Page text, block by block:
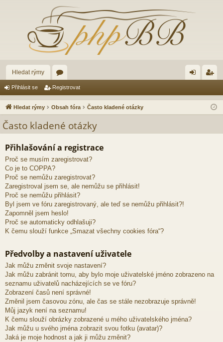
Hledat rýmy
ór
a lá
se
ist
va
Přihlásit se Registrovat
Hledat rýmy Obsah fóra Často kladené otázky
Často kladené otázky
Přihlašování a registrace
Proč se musím zaregistrovat?
Co je to COPPA?
Proč se nemůžu zaregistrovat?
Zaregistroval jsem se, ale nemůžu se přihlásit!
Proč se nemůžu přihlásit?
Byl jsem ve fóru zaregistrovaný, ale teď se nemůžu přihlásit?!
Zapomněl jsem heslo!
Proč se automaticky odhlašuji?
K čemu slouží funkce „Smazat všechny cookies fóra“?
Předvolby a nastavení uživatele
Jak můžu změnit svoje nastavení?
Jak můžu zabránit tomu, aby bylo moje uživatelské jméno zobrazeno na
seznamu uživatelů nacházejících se ve fóru?
Zobrazení časů není správné!
Změnil jsem časovou zónu, ale čas se stále nezobrazuje správně!
Můj jazyk není na seznamu!
K čemu slouží obrázky zobrazené u mého uživatelského jména?
Jak můžu u svého jména zobrazit svou fotku (avatar)?
Jaká je moje hodnost a jak ji můžu změnit?